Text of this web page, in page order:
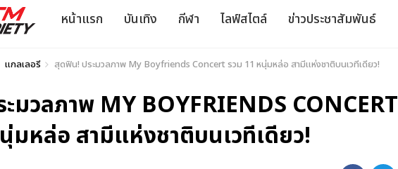
หน้าแรก บันเทิง กีฬา ไลฟ์สไตล์ ข่าวประชาสัมพันธ์
แกลเลอรี สุดฟิน! ประมวลภาพ My Boyfriends Concert รวม 11 หนุ่มหล่อ สามีแห่งชาติบนเวทีเดียว!
มวลภาพ MY BOYFRIENDS CONCERT
มหล่อ สามีแห่งชาติบนเวทีเดียว!